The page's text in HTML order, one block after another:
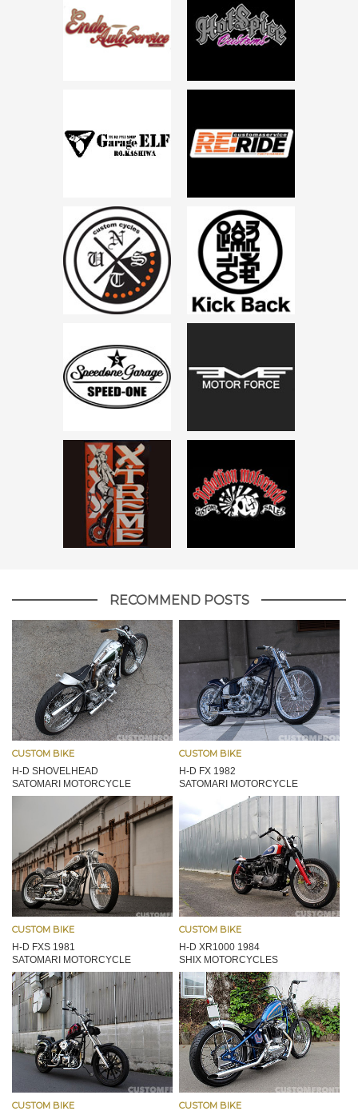
RECOMMEND POSTS
CUSTOM BIKE
H-D SHOVELHEAD
SATOMARI MOTORCYCLE
CUSTOM BIKE
H-D FX 1982
SATOMARI MOTORCYCLE
CUSTOM BIKE
H-D FXS 1981
SATOMARI MOTORCYCLE
CUSTOM BIKE
H-D XR1000 1984
SHIX MOTORCYCLES
CUSTOM BIKE
CUSTOM BIKE